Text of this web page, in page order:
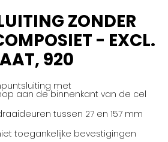
ZONDER
- EXCL.
920
met
aan de binnenkant van de cel
tussen 27 en 157 mm
toegankelijke bevestigingen